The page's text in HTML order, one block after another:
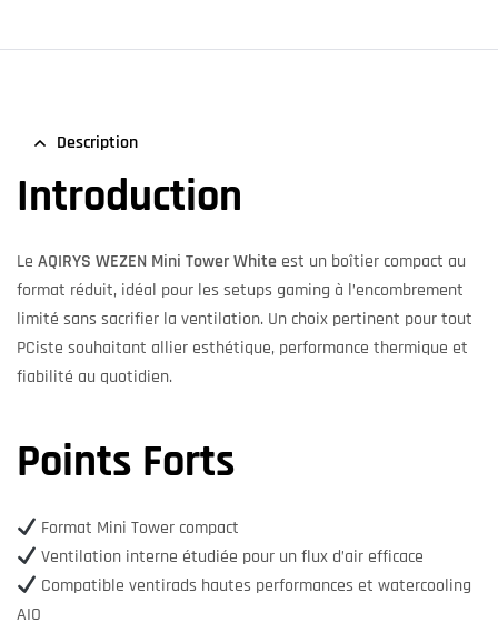
Description
Introduction
Le AQIRYS WEZEN Mini Tower White est un boîtier compact au
format réduit, idéal pour les setups gaming à l’encombrement
limité sans sacrifier la ventilation. Un choix pertinent pour tout
PCiste souhaitant allier esthétique, performance thermique et
fiabilité au quotidien.
Points Forts
Format Mini Tower compact
Ventilation interne étudiée pour un flux d’air efficace
Compatible ventirads hautes performances et watercooling
AIO